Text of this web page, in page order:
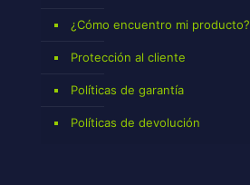
¿Cómo encuentro mi producto?
Protección al cliente
Políticas de garantía
Políticas de devolución